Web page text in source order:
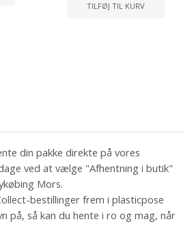
TILFØJ TIL KURV
din pakke direkte på vores
ved at vælge "Afhentning i butik"
Mors.
bestillinger frem i plasticpose
på, så kan du hente i ro og mag, når